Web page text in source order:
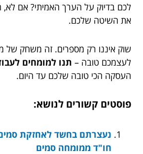
לכם בדיוק על הערך האמיתי? אם לא,
את השיטה שלכם.
שוק איננו רק מספרים. זה משחק של
לעצמכם טובה – תנו למומחים
העסקה הכי טובה שלכם עד היום.
פוסטים קשורים לנושא:
נעצרתם בחשד לאחזקת
חו"ד ממומחה סמים